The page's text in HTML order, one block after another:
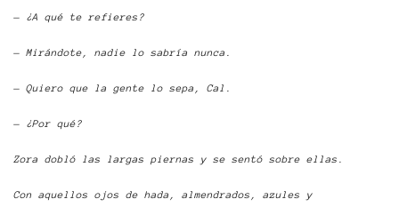
— ¿A qué te refieres?
— Mirándote, nadie lo sabría nunca.
— Quiero que la gente lo sepa, Cal.
— ¿Por qué?
Zora dobló las largas piernas y se sentó sobre ellas.
Con aquellos ojos de hada, almendrados, azules y